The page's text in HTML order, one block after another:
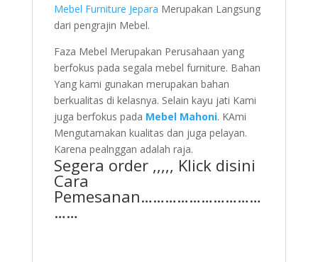
Mebel Furniture Jepara Merupakan Langsung
dari pengrajin Mebel.
Faza Mebel Merupakan Perusahaan yang
berfokus pada segala mebel furniture. Bahan
Yang kami gunakan merupakan bahan
berkualitas di kelasnya. Selain kayu jati Kami
juga berfokus pada Mebel Mahoni. KAmi
Mengutamakan kualitas dan juga pelayan.
Karena pealnggan adalah raja.
Segera order ,,,,, Klick disini
Cara
Pemesanan…………………………
……